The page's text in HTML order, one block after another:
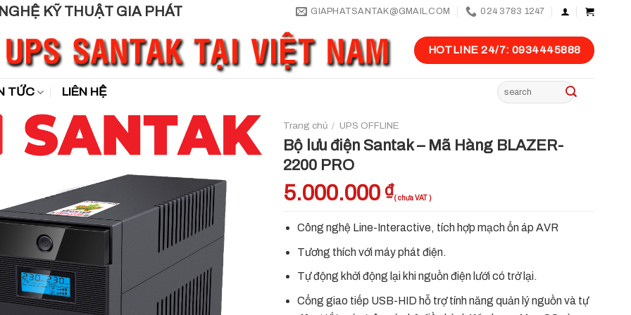
GIAPHATSANTAK@GMAIL.COM 024 3783 1247
HOTLINE 24/7: 0934445888
TỨC LIÊN HỆ
Tìm
kiếm:
Trang chủ / UPS OFFLINE
Bộ lưu điện Santak – Mã Hàng BLAZER-
2200 PRO
5.000.000 ₫
Công nghệ Line-Interactive, tích hợp mạch ổn áp AVR
Tương thích với máy phát điện.
Tự động khởi động lại khi nguồn điện lưới có trở lại.
Cổng giao tiếp USB-HID hỗ trợ tính năng quản lý nguồn và tự